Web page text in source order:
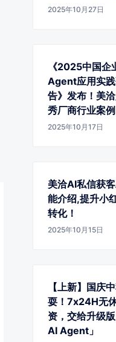
2025年10月27日
《2025中国企
Agent应用实
告》发布！美
秀厂商行业案例
2025年10月17日
美洽AI私信获
能介绍,提升小
转化！
2025年10月15日
【上新】国庆
耍！7x24H无
资，交给升级
AI Agent」